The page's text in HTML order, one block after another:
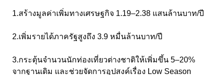
1.สร้างมูลค่าเพิ่มทางเศรษฐกิจ 1.19–2.38 แสนล้านบาท/ปี
2.เพิ่มรายได้ภาครัฐสูงถึง 3.9 หมื่นล้านบาท/ปี
3.กระตุ้นจำนวนนักท่องเที่ยวต่างชาติให้เพิ่มขึ้น 5–20%
จากฐานเดิม และช่วยจัดการอุปสงค์เรื่อง Low Season